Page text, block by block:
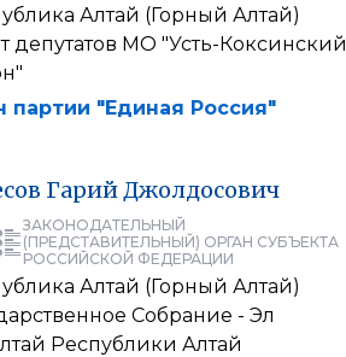
Алтай (Горный Алтай)
депутатов МО "Усть-Коксинский
партии "Единая Россия"
ГарийДжолдосович
ЗАКОНОДАТЕЛЬНЫЙ
(ПРЕДСТАВИТЕЛЬНЫЙ) ОРГАН СУБЪЕКТА
РОССИЙСКОЙ ФЕДЕРАЦИИ
Алтай (Горный Алтай)
Собрание - Эл
Республики Алтай